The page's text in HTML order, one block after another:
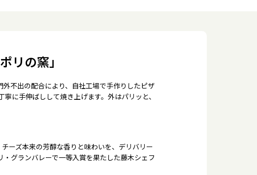
リの窯」
不出の配合により、自社工場で手作りしたピザ
に手伸ばしして焼き上げます。外はパリッと、
ーズ本来の芳醇な香りと味わいを、デリバリー
グランバレーで一等入賞を果たした藤木シェフ